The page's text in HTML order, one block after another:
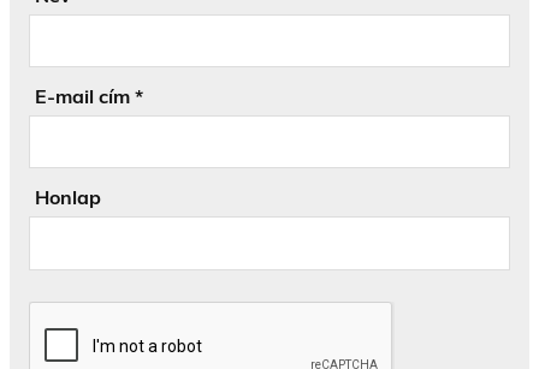
E-mail cím *
Honlap